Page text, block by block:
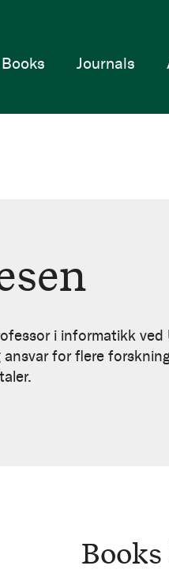
Home
Books Journals
i informatikk
for flere